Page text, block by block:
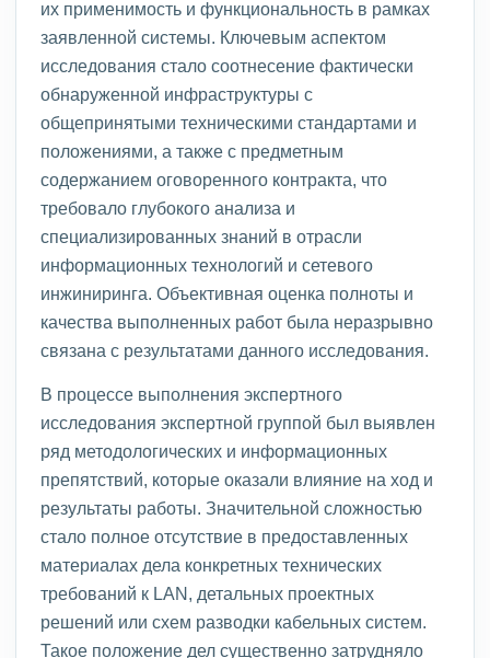
их применимость и функциональность в рамках
заявленной системы. Ключевым аспектом
исследования стало соотнесение фактически
обнаруженной инфраструктуры с
общепринятыми техническими стандартами и
положениями, а также с предметным
содержанием оговоренного контракта, что
требовало глубокого анализа и
специализированных знаний в отрасли
информационных технологий и сетевого
инжиниринга. Объективная оценка полноты и
качества выполненных работ была неразрывно
связана с результатами данного исследования.
В процессе выполнения экспертного
исследования экспертной группой был выявлен
ряд методологических и информационных
препятствий, которые оказали влияние на ход и
результаты работы. Значительной сложностью
стало полное отсутствие в предоставленных
материалах дела конкретных технических
требований к LAN, детальных проектных
решений или схем разводки кабельных систем.
Такое положение дел существенно затрудняло